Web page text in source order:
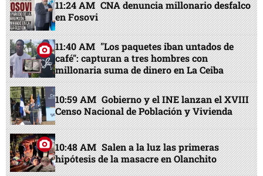
11:24 AM CNA denuncia millonario desfalco
en Fosovi
11:40 AM "Los paquetes iban untados de
café": capturan a tres hombres con
millonaria suma de dinero en La Ceiba
10:59 AM Gobierno y el INE lanzan el XVIII
Censo Nacional de Población y Vivienda
10:48 AM Salen a la luz las primeras
hipótesis de la masacre en Olanchito